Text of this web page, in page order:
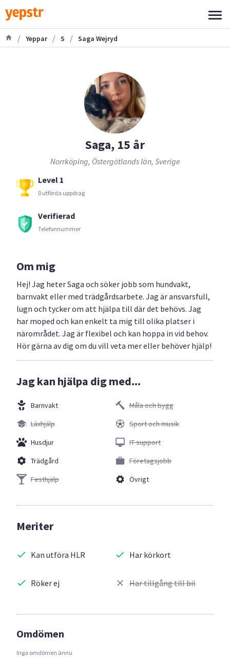
/ Yeppar / S / Saga Wejryd
Saga, 15 år
Norrköping, Östergötlands län, Sverige
Level 1
0 utförda uppdrag
Verifierad
Telefonnummer
Om mig
Hej! Jag heter Saga och söker jobb som hundvakt,
barnvakt eller med trädgårdsarbete. Jag är ansvarsfull,
lugn och tycker om att hjälpa till där det behövs. Jag
har moped och kan enkelt ta mig till olika platser i
närområdet. Jag är flexibel och kan hoppa in vid behov.
Hör gärna av dig om du vill veta mer eller behöver hjälp!
Jag kan hjälpa dig med...
Barnvakt
Läxhjälp
Husdjur
Trädgård
Festhjälp
Måla och bygg
Sport och musik
IT support
Företagsjobb
Övrigt
Meriter
Kan utföra HLR
Röker ej
Har körkort
Har tillgång till bil
Omdömen
Inga omdömen ännu